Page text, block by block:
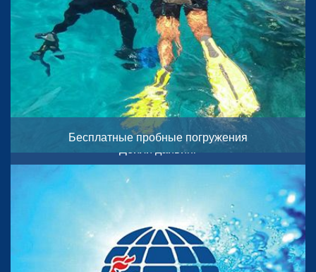
Бесплатные пробные погружения
10:30